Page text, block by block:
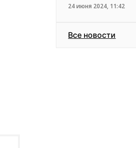
24 июня 2024, 11:42
Все новости